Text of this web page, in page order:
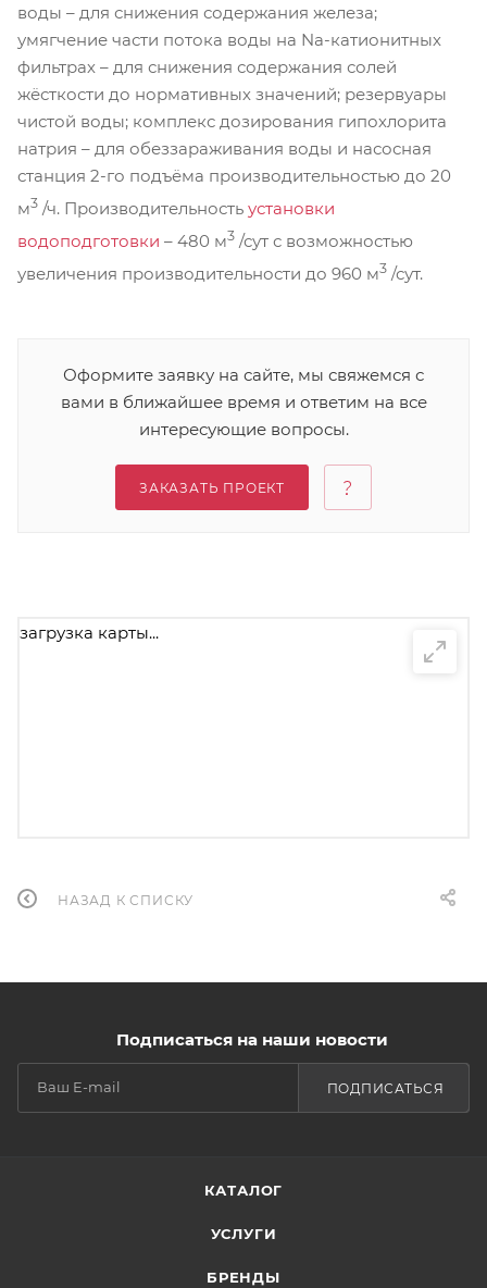
воды – для снижения содержания железа;
умягчение части потока воды на Na-катионитных
фильтрах – для снижения содержания солей
жёсткости до нормативных значений; резервуары
чистой воды; комплекс дозирования гипохлорита
натрия – для обеззараживания воды и насосная
станция 2-го подъёма производительностью до 20
м3 /ч. Производительность установки
водоподготовки – 480 м3 /сут с возможностью
увеличения производительности до 960 м3 /сут.
Оформите заявку на сайте, мы свяжемся с
вами в ближайшее время и ответим на все
интересующие вопросы.
ЗАКАЗАТЬ ПРОЕКТ
загрузка карты...
НАЗАД К СПИСКУ
Подписаться на наши новости
ПОДПИСАТЬСЯ
КАТАЛОГ
УСЛУГИ
БРЕНДЫ